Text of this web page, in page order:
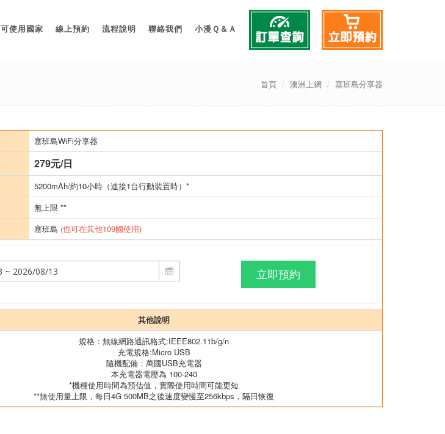
可使用國家 線上預約 流程說明 聯絡我們 小漫Ｑ＆Ａ
首頁 澳洲上網 塞班島分享器
塞班島WiFi分享器
279元/日
5200mAh/約10小時（連接1台行動裝置時）*
無上限 **
塞班島 (也可在其他109國使用)
立即預約
其他說明
規格：無線網路通訊格式:IEEE802.11b/g/n
充電規格:Micro USB
隨機配備：萬國USB充電器
本充電器電壓為 100-240
*機種使用時間為預估值，實際使用時間可能更短
**無使用量上限，每日4G 500MB之後速度變慢至256kbps，隔日恢復